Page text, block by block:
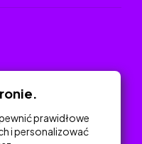
prawidłowe
i personalizować